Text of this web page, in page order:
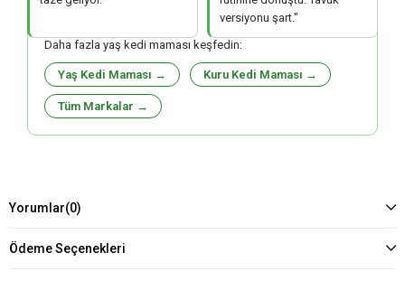
versiyonu şart."
Daha fazla yaş kedi maması keşfedin:
Yaş Kedi Maması → Kuru Kedi Maması →
Tüm Markalar →
Yorumlar(0)
Ödeme Seçenekleri